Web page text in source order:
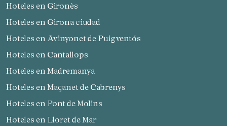
Hoteles en Gironès
Hoteles en Girona ciudad
Hoteles en Avinyonet de Puigventós
Hoteles en Cantallops
Hoteles en Madremanya
Hoteles en Maçanet de Cabrenys
Hoteles en Pont de Molins
Hoteles en Lloret de Mar